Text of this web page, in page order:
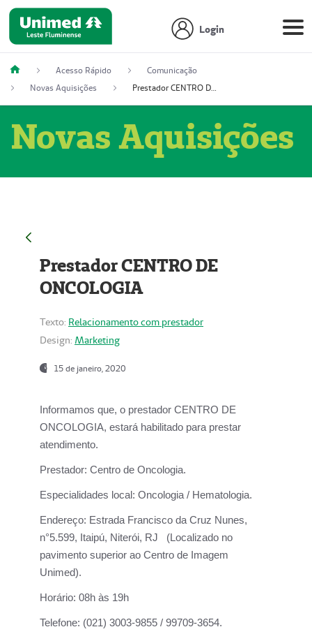
Login
Acesso Rápido
Comunicação
Novas Aquisições
Prestador CENTRO DE ONCOLOGIA
Novas Aquisições
Prestador CENTRO DE
ONCOLOGIA
Texto: Relacionamento com prestador
Design: Marketing
15 de janeiro, 2020
Informamos que, o prestador CENTRO DE
ONCOLOGIA, estará habilitado para prestar
atendimento.
Prestador: Centro de Oncologia.
Especialidades local: Oncologia / Hematologia.
Endereço: Estrada Francisco da Cruz Nunes,
n°5.599, Itaipú, Niterói, RJ (Localizado no
pavimento superior ao Centro de Imagem
Unimed).
Horário: 08h às 19h
Telefone: (021) 3003-9855 / 99709-3654.